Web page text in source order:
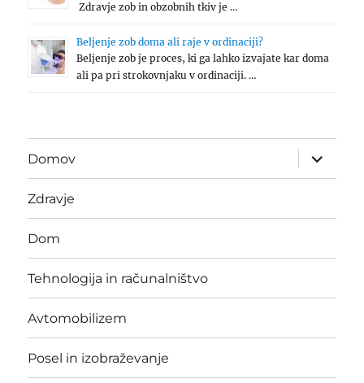
Zdravje zob in obzobnih tkiv je …
Beljenje zob doma ali raje v ordinaciji?
Beljenje zob je proces, ki ga lahko izvajate kar doma
ali pa pri strokovnjaku v ordinaciji. …
Domov
expand
child
menu
Zdravje
Dom
Tehnologija in računalništvo
Avtomobilizem
Posel in izobraževanje